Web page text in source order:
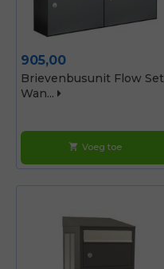
Prijs
905,00
Brievenbusunit Flow Set
Wan...
shopping_cart Voeg toe